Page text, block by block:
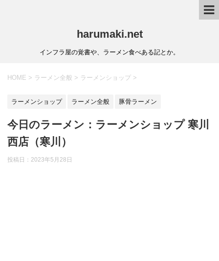
harumaki.net
インフラ屋の覚書や、ラーメン食べある記とか。
HOME > ラーメン全般 > ラーメンショップ >
ラーメンショップ ラーメン全般 豚骨ラーメン
今日のラーメン：ラーメンショップ 寒川
西店（寒川）
投稿日：2023年5月28日